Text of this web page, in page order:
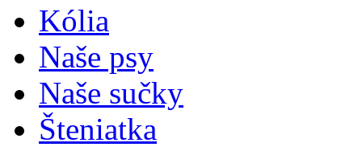
Kólia
Naše psy
Naše sučky
Šteniatka